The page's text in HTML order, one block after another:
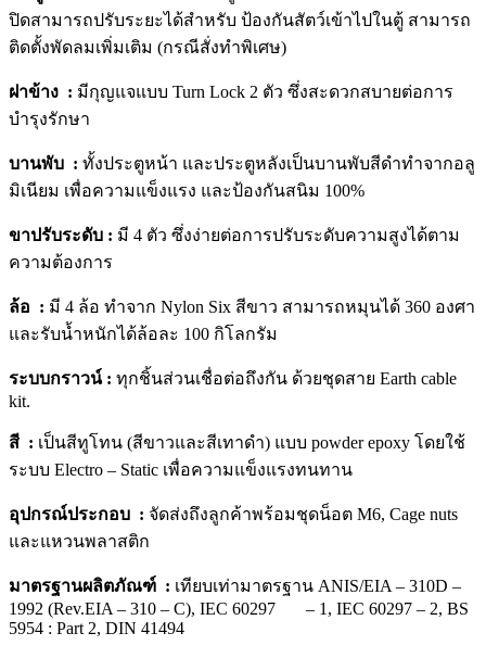
ปิดสามารถปรับระยะได้สำหรับ ป้องกันสัตว์เข้าไปในตู้ สามารถ
ติดตั้งพัดลมเพิ่มเติม (กรณีสั่งทำพิเศษ)
ฝาข้าง : มีกุญแจแบบ Turn Lock 2 ตัว ซึ่งสะดวกสบายต่อการ
บำรุงรักษา
บานพับ : ทั้งประตูหน้า และประตูหลังเป็นบานพับสีดำทำจากอลู
มิเนียม เพื่อความแข็งแรง และป้องกันสนิม 100%
ขาปรับระดับ : มี 4 ตัว ซึ่งง่ายต่อการปรับระดับความสูงได้ตาม
ความต้องการ
ล้อ : มี 4 ล้อ ทำจาก Nylon Six สีขาว สามารถหมุนได้ 360 องศา
และรับน้ำหนักได้ล้อละ 100 กิโลกรัม
ระบบกราวน์ : ทุกชิ้นส่วนเชื่อต่อถึงกัน ด้วยชุดสาย Earth cable
kit.
สี : เป็นสีทูโทน (สีขาวและสีเทาดำ) แบบ powder epoxy โดยใช้
ระบบ Electro – Static เพื่อความแข็งแรงทนทาน
อุปกรณ์ประกอบ : จัดส่งถึงลูกค้าพร้อมชุดน็อต M6, Cage nuts
และแหวนพลาสติก
มาตรฐานผลิตภัณฑ์ : เทียบเท่ามาตรฐาน ANIS/EIA – 310D –
1992 (Rev.EIA – 310 – C), IEC 60297 – 1, IEC 60297 – 2, BS
5954 : Part 2, DIN 41494